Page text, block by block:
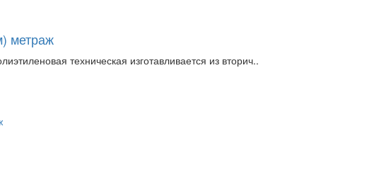
метраж
техническая изготавливается из вторич..